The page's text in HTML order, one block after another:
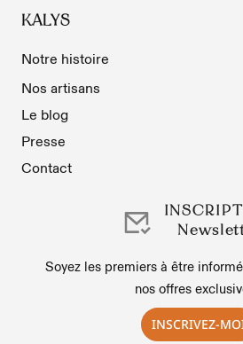
KALYS
Notre histoire
Nos artisans
Le blog
Presse
Contact
Soyez les premiers à être
nos offres
INSCRIVEZ-